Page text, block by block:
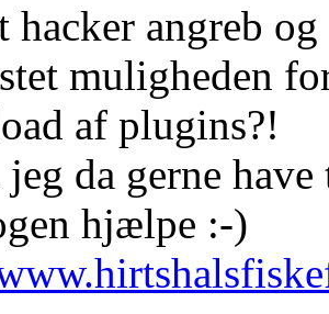
hacker angreb
muligheden
af plugins?!
da gerne
hjælpe :-)